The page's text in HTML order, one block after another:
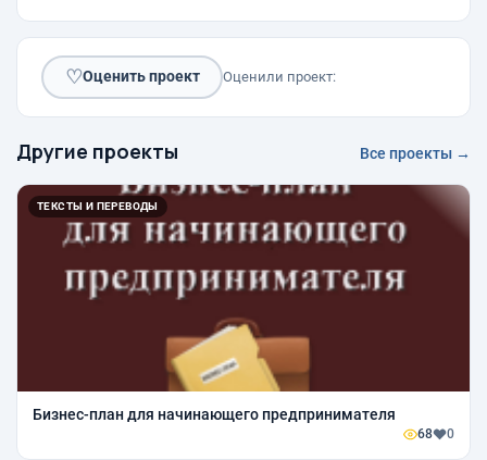
♡Оценить проект Оценили проект:
Другие проекты Все проекты →
ТЕКСТЫ И ПЕРЕВОДЫ
Бизнес-план для начинающего предпринимателя
68 0